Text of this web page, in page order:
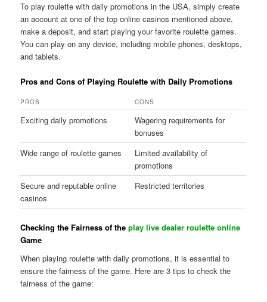
To play roulette with daily promotions in the USA, simply create
an account at one of the top online casinos mentioned above,
make a deposit, and start playing your favorite roulette games.
You can play on any device, including mobile phones, desktops,
and tablets.
Pros and Cons of Playing Roulette with Daily Promotions
PROS CONS
Exciting daily promotions
Wagering requirements for
bonuses
Wide range of roulette games
Limited availability of
promotions
Secure and reputable online
casinos
Restricted territories
Checking the Fairness of theplay live dealer roulette online
Game
When playing roulette with daily promotions, it is essential to
ensure the fairness of the game. Here are 3 tips to check the
fairness of the game: